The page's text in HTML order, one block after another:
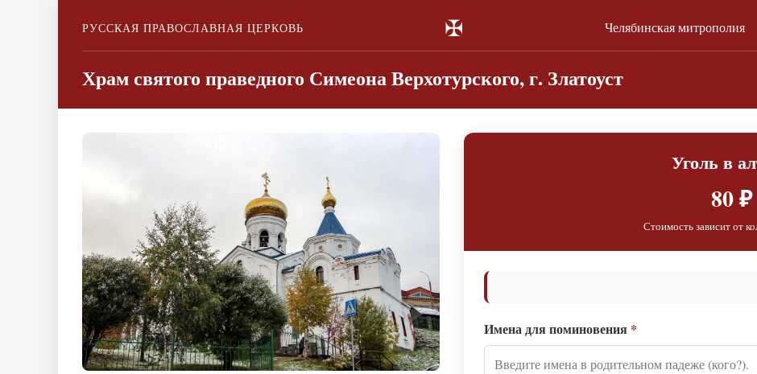
РУССКАЯ ПРАВОСЛАВНАЯ ЦЕРКОВЬ ✠ Челябинская митрополия
Храм святого праведного Симеона Верхотурского, г. Златоуст
Уголь в
80 ₽
Стоимость зависит от
Имена для поминовения *